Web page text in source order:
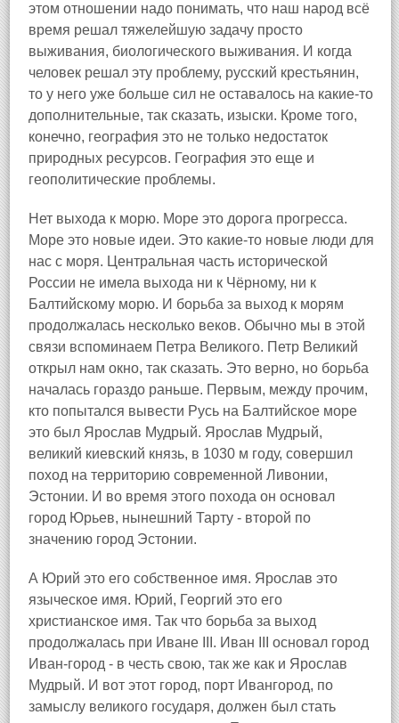
этом отношении надо понимать, что наш народ всё
время решал тяжелейшую задачу просто
выживания, биологического выживания. И когда
человек решал эту проблему, русский крестьянин,
то у него уже больше сил не оставалось на какие-то
дополнительные, так сказать, изыски. Кроме того,
конечно, география это не только недостаток
природных ресурсов. География это еще и
геополитические проблемы.
Нет выхода к морю. Море это дорога прогресса.
Море это новые идеи. Это какие-то новые люди для
нас с моря. Центральная часть исторической
России не имела выхода ни к Чёрному, ни к
Балтийскому морю. И борьба за выход к морям
продолжалась несколько веков. Обычно мы в этой
связи вспоминаем Петра Великого. Петр Великий
открыл нам окно, так сказать. Это верно, но борьба
началась гораздо раньше. Первым, между прочим,
кто попытался вывести Русь на Балтийское море
это был Ярослав Мудрый. Ярослав Мудрый,
великий киевский князь, в 1030 м году, совершил
поход на территорию современной Ливонии,
Эстонии. И во время этого похода он основал
город Юрьев, нынешний Тарту - второй по
значению город Эстонии.
А Юрий это его собственное имя. Ярослав это
языческое имя. Юрий, Георгий это его
христианское имя. Так что борьба за выход
продолжалась при Иване III. Иван III основал город
Иван-город - в честь свою, так же как и Ярослав
Мудрый. И вот этот город, порт Ивангород, по
замыслу великого государя, должен был стать